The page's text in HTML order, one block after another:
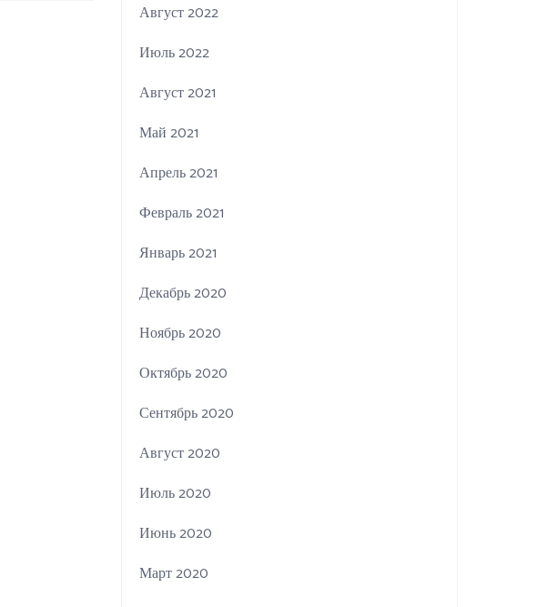
Август 2022
Июль 2022
Август 2021
Май 2021
Апрель 2021
Февраль 2021
Январь 2021
Декабрь 2020
Ноябрь 2020
Октябрь 2020
Сентябрь 2020
Август 2020
Июль 2020
Июнь 2020
Март 2020